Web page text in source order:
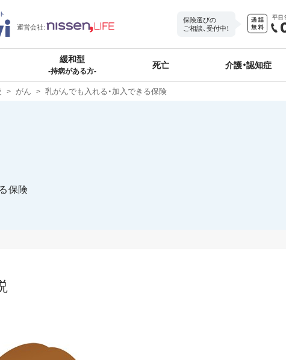
運営会社:
保険選びの
ご相談、受付中！
緩和型
-持病がある方-
死亡 介護・認知症
がん 乳がんでも入れる・加入できる保険
保険